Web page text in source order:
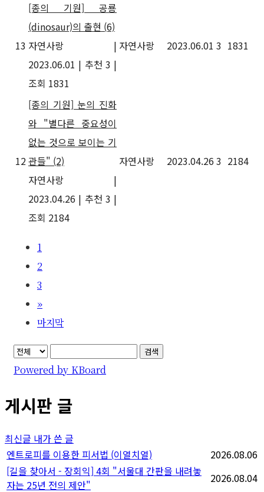
13
[종의 기원] 공룡
(dinosaur)의 출현 (6)
자연사랑
|
2023.06.01 | 추천 3 |
조회 1831
자연사랑 2023.06.01 3 1831
12
[종의 기원] 눈의 진화
와 "별다른 중요성이
없는 것으로 보이는 기
관들" (2)
자연사랑
|
2023.04.26 | 추천 3 |
조회 2184
자연사랑 2023.04.26 3 2184
1
2
3
»
마지막
검색
Powered by KBoard
게시판 글
최신글 내가 쓴 글
엔트로피를 이용한 피서법 (이열치열)
2026.08.06
[길을 찾아서 - 장회익] 4회 "서울대 간판을 내려놓
자는 25년 전의 제안"
2026.08.04